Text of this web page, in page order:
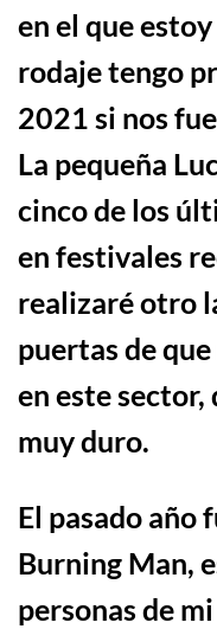
en el que
rodaje tengo
2021 si nos
La pequeña
cinco de los ú
en festivales
realizaréotro
puertas de
en este sector,
muy duro.
El pasado año
Burning Man,
personas de